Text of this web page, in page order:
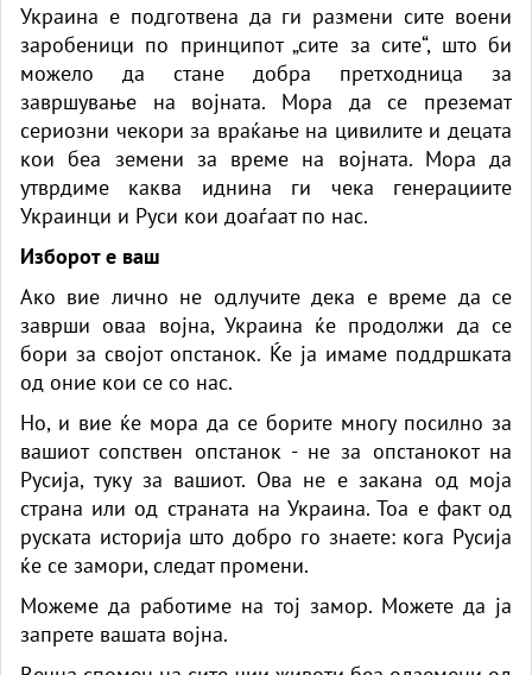
Украина е подготвена да ги размени сите воени
заробеници по принципот „сите за сите“, што би
можело да стане добра претходница за
завршување на војната. Мора да се преземат
сериозни чекори за враќање на цивилите и децата
кои беа земени за време на војната. Мора да
утврдиме каква иднина ги чека генерациите
Украинци и Руси кои доаѓаат по нас.
Изборот е ваш
Ако вие лично не одлучите дека е време да се
заврши оваа војна, Украина ќе продолжи да се
бори за својот опстанок. Ќе ја имаме поддршката
од оние кои се со нас.
Но, и вие ќе мора да се борите многу посилно за
вашиот сопствен опстанок - не за опстанокот на
Русија, туку за вашиот. Ова не е закана од моја
страна или од страната на Украина. Тоа е факт од
руската историја што добро го знаете: кога Русија
ќе се замори, следат промени.
Можеме да работиме на тој замор. Можете да ја
запрете вашата војна.